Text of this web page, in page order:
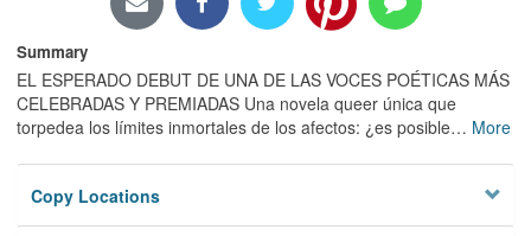
Locations/Hours (external
page)
Privacy
Summary
EL ESPERADO DEBUT DE UNA DE LAS VOCES POÉTICAS MÁS
CELEBRADAS Y PREMIADAS Una novela queer única que
torpedea los límites inmortales de los afectos: ¿es posible… More
Copy Locations